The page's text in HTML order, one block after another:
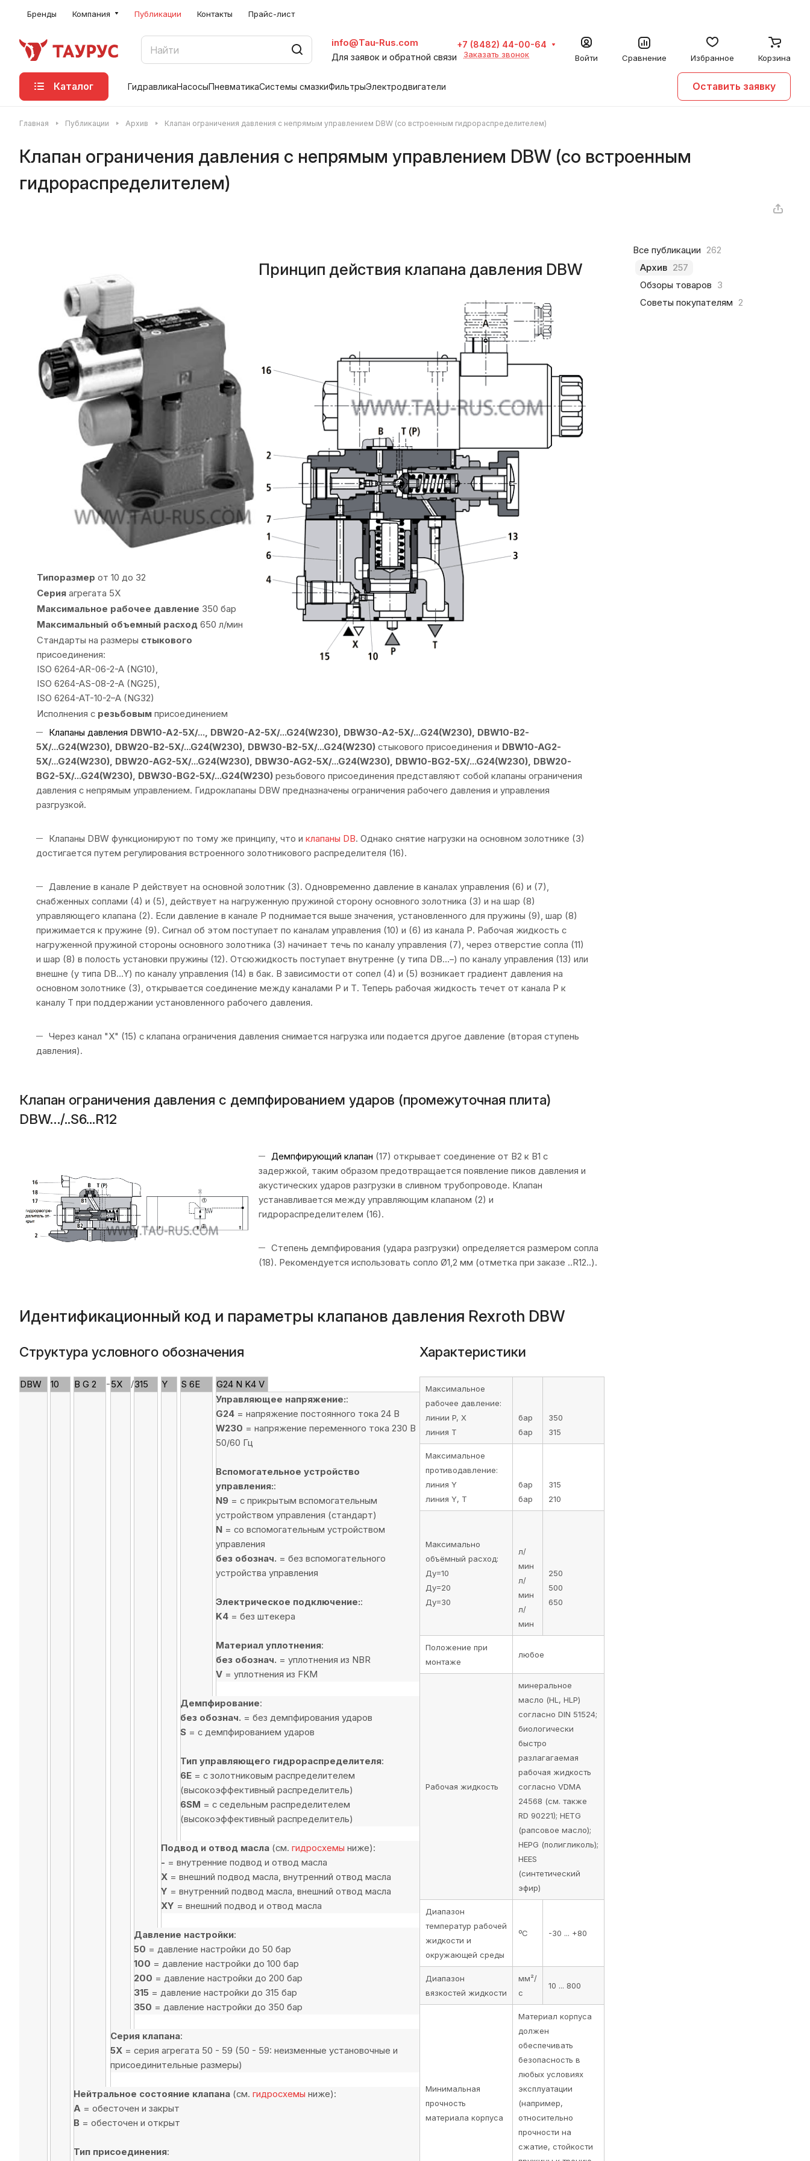
Бренды Компания Публикации Контакты Прайс-лист
info@Tau-Rus.com
Для заявок и обратной связи
+7 (8482) 44-00-64
Заказать звонок Войти Сравнение Избранное Корзина
Каталог ГидравликаНасосыПневматикаСистемы смазкиФильтрыЭлектродвигатели Оставить заявку
Главная Публикации Архив Клапан ограничения давления с непрямым управлением DBW (со встроенным гидрораспределителем)
Клапан ограничения давления с непрямым управлением DBW (со встроенным
гидрораспределителем)
Принцип действия клапана давления DBW
Типоразмер от 10 до 32
Серияагрегата 5X
Максимальное рабочее давление 350 бар
Максимальный объемный расход650 л/мин
Стандарты на размеры стыкового
присоединения:
ISO 6264-AR-06-2-A (NG10),
ISO 6264-AS-08-2-A (NG25),
ISO 6264-AT-10-2–A (NG32)
Исполнения с резьбовымприсоединением
Клапаны давления DBW10-A2-5X/..., DBW20-A2-5X/...G24(W230), DBW30-A2-5X/...G24(W230), DBW10-B2-
5X/...G24(W230), DBW20-B2-5X/...G24(W230), DBW30-B2-5X/...G24(W230)стыкового присоединения и DBW10-AG2-
5X/...G24(W230), DBW20-AG2-5X/...G24(W230), DBW30-AG2-5X/...G24(W230), DBW10-BG2-5X/...G24(W230), DBW20-
BG2-5X/...G24(W230), DBW30-BG2-5X/...G24(W230)резьбового присоединения представляют собой клапаны ограничения
давления с непрямым управлением. Гидроклапаны DBW предназначены ограничения рабочего давления и управления
разгрузкой.
Клапаны DBW функционируют по тому же принципу, что и клапаны DB. Однако снятие нагрузки на основном золотнике (3)
достигается путем регулирования встроенного золотникового распределителя (16).
Давление в канале Р действует на основной золотник (3). Одновременно давление в каналах управления (6) и (7),
снабженных соплами (4) и (5), действует на нагруженную пружиной сторону основного золотника (3) и на шар (8)
управляющего клапана (2). Если давление в канале Р поднимается выше значения, установленного для пружины (9), шар (8)
прижимается к пружине (9). Сигнал об этом поступает по каналам управления (10) и (6) из канала Р. Рабочая жидкость с
нагруженной пружиной стороны основного золотника (3) начинает течь по каналу управления (7), через отверстие сопла (11)
и шар (8) в полость установки пружины (12). Отсюжидкость поступает внутренне (у типа DB…–) по каналу управления (13) или
внешне (у типа DB…Y) по каналу управления (14) в бак. В зависимости от сопел (4) и (5) возникает градиент давления на
основном золотнике (3), открывается соединение между каналами Р и Т. Теперь рабочая жидкость течет от канала Р к
каналу Т при поддержании установленного рабочего давления.
Через канал "Х" (15) с клапана ограничения давления снимается нагрузка или подается другое давление (вторая ступень
давления).
Клапан ограничения давления с демпфированием ударов (промежуточная плита)
DBW…/..S6...R12
Демпфирующий клапан (17) открывает соединение от В2 к В1 с
задержкой, таким образом предотвращается появление пиков давления и
акустических ударов разгрузки в сливном трубопроводе. Клапан
устанавливается между управляющим клапаном (2) и
гидрораспределителем (16).
Степень демпфирования (удара разгрузки) определяется размером сопла
(18). Рекомендуется использовать сопло Ø1,2 мм (отметка при заказе ..R12..).
Идентификационный код и параметры клапанов давления Rexroth DBW
Структура условного обозначения
DBW 10 B G 2 -5X /315 Y S 6E
G24 N K4 V
Управляющее напряжение::
G24 = напряжение постоянного тока 24 В
W230 = напряжение переменного тока 230 В
50/60 Гц
Вспомогательное устройство
управления::
N9 = с прикрытым вспомогательным
устройством управления (стандарт)
N = со вспомогательным устройством
управления
без обознач. = без вспомогательного
устройства управления
Электрическое подключение::
K4 = без штекера
Материал уплотнения:
без обознач. = уплотнения из NBR
V = уплотнения из FKM
Демпфирование:
без обознач. = без демпфирования ударов
S = с демпфированием ударов
Тип управляющего гидрораспределителя:
6E = с золотниковым распределителем
(высокоэффективный распределитель)
6SM = с седельным распределителем
(высокоэффективный распределитель)
Подвод и отвод масла (см. гидросхемы ниже):
- = внутренние подвод и отвод масла
X = внешний подвод масла, внутренний отвод масла
Y = внутренний подвод масла, внешний отвод масла
XY = внешний подвод и отвод масла
Давление настройки:
50 = давление настройки до 50 бар
100 = давление настройки до 100 бар
200 = давление настройки до 200 бар
315 = давление настройки до 315 бар
350 = давление настройки до 350 бар
Серия клапана:
5X = серия агрегата 50 - 59 (50 - 59: неизменные установочные и
присоединительные размеры)
Нейтральное состояние клапана (см. гидросхемы ниже):
A = обесточен и закрыт
B = обесточен и открыт
Тип присоединения:
Характеристики
Максимальное
рабочее давление:
линии P, X
линия T
бар
бар
350
315
Максимальное
противодавление:
линия Y
линия Y, T
бар
бар
315
210
Максимально
объёмный расход:
Ду=10
Ду=20
Ду=30
л/
мин
л/
мин
л/
мин
250
500
650
Положение при
монтаже
любое
Рабочая жидкость
минеральное
масло (HL, HLP)
согласно DIN 51524;
биологически
быстро
разлагагаемая
рабочая жидкость
согласно VDMA
24568 (см. также
RD 90221); HETG
(рапсовое масло);
HEPG (полигликоль);
HEES
(синтетический
эфир)
Диапазон
температур рабочей
жидкости и
окружающей среды
ºС -30 ... +80
Диапазон
вязкостей жидкости
мм²/
с
10 ... 800
Минимальная
прочность
материала корпуса
Материал корпуса
должен
обеспечивать
безопасность в
любых условиях
эксплуатации
(например,
относительно
прочности на
сжатие, стойкости
Все публикации 262
Архив 257
Обзоры товаров
3
Советы покупателям 2